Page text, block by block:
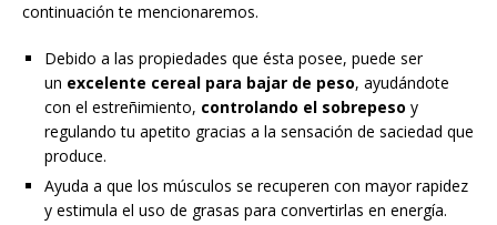
continuación te mencionaremos.
Debido a las propiedades que ésta posee, puede ser
un excelente cereal para bajar de peso, ayudándote
con el estreñimiento, controlando el sobrepeso y
regulando tu apetito gracias a la sensación de saciedad que
produce.
Ayuda a que los músculos se recuperen con mayor rapidez
y estimula el uso de grasas para convertirlas en energía.